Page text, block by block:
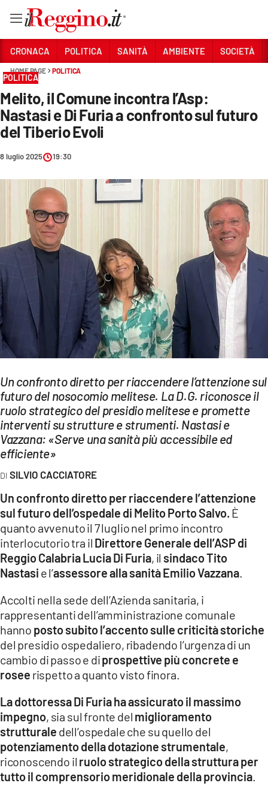
Sezioni
CRONACA
POLITICA
SANITÀ
AMBIENTE
SOCIETÀ
CULTURA
ECONOMIA E LAVORO
EVENTI
SPORT
Streaming
LAC NETWORK
LAC ONAIR
LaC
Network
LACPLAY.IT
LACTV.IT
LACONAIR.IT
LACITYMAG.IT
COSENZACHANNEL.IT
ILVIBONESE.IT
CATANZAROCHANNEL.IT
App
ANDROID
APPLE
CRONACA POLITICA SANITÀ AMBIENTE SOCIETÀ
HOME PAGE POLITICA
POLITICA
Melito, il Comune incontra l’Asp:
Nastasi e Di Furia a confronto sul futuro
del Tiberio Evoli
8 luglio 2025 19:30
Un confronto diretto per riaccendere l’attenzione sul
futuro del nosocomio melitese. La D.G. riconosce il
ruolo strategico del presidio melitese e promette
interventi su strutture e strumenti. Nastasi e
Vazzana: «Serve una sanità più accessibile ed
efficiente»
SILVIO CACCIATORE
Un confronto diretto per riaccendere l’attenzione
sul futuro dell’ospedale di Melito Porto Salvo. È
quanto avvenuto il 7 luglio nel primo incontro
interlocutorio tra il Direttore Generale dell’ASP di
Reggio Calabria Lucia Di Furia, il sindaco Tito
Nastasi e l’assessore alla sanità Emilio Vazzana
Accolti nella sede dell’Azienda sanitaria, i
rappresentanti dell’amministrazione comunale
hanno posto subito l’accento sulle criticità storiche
del presidio ospedaliero, ribadendo l’urgenza di un
cambio di passo e diprospettive più concrete e
rosee rispetto a quanto visto finora.
La dottoressa Di Furia ha assicurato il massimo
impegno, sia sul fronte del miglioramento
strutturale dell’ospedale che su quello del
potenziamento della dotazione strumentale,
riconoscendo il ruolo strategico della struttura per
tutto il comprensorio meridionale della provincia